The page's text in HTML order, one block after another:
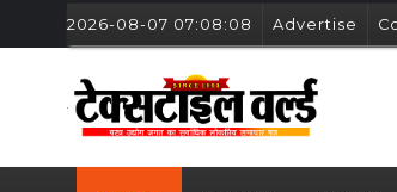
2026-08-07 07:08:08 Advertise